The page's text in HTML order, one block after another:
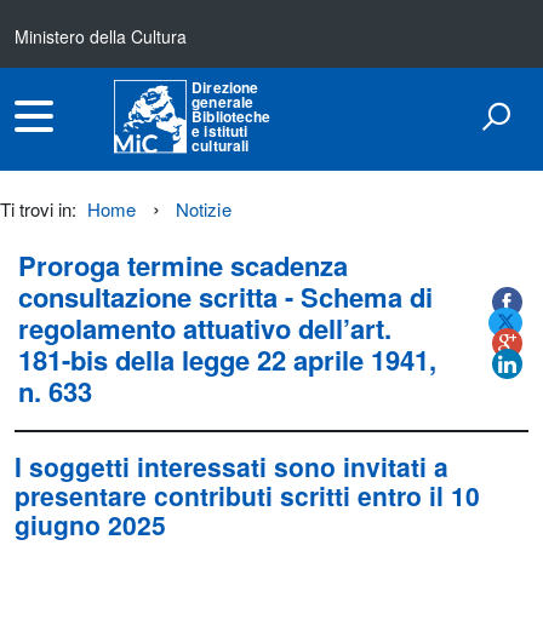
Ministero della Cultura
Direzione
generale
Biblioteche
e istituti
culturali
Ti trovi in: Home Notizie
Titolo+CondividiSu
TitoloCondividiSu
Proroga termine scadenza
consultazione scritta - Schema di
regolamento attuativo dell’art.
181-bis della legge 22 aprile 1941,
n. 633
I soggetti interessati sono invitati a
presentare contributi scritti entro il 10
giugno 2025